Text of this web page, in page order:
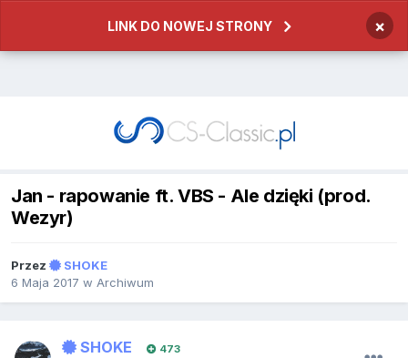
LINK DO NOWEJ STRONY ×
Jan - rapowanie ft. VBS - Ale dzięki (prod.
Wezyr)
Przez
SHOKE
6 Maja 2017 w Archiwum
SHOKE 473